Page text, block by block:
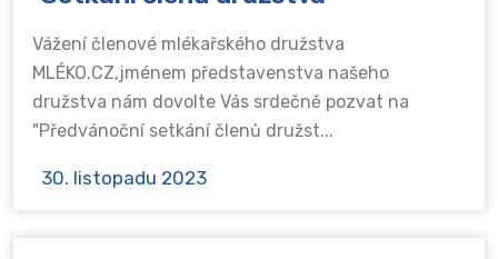
Vážení členové mlékařského družstva
MLÉKO.CZ,jménem představenstva našeho
družstva nám dovolte Vás srdečně pozvat na
"Předvánoční setkání členů družst...
30. listopadu 2023